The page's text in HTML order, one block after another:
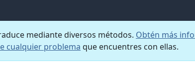
mediante diversos métodos. Obtén más
cualquier problema que encuentres con ellas.